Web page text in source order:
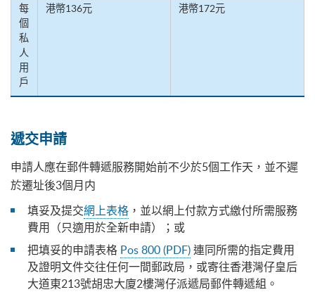
每
個
私
人
用
戶
港幣136元 港幣172元
遞交申請
申請人應在郵件轉遞服務開始前不少於5個工作天，並不遲
於遷址後3個月内
填妥及提交網上表格 ，並以網上付款方式繳付所需服務
費用（只適用於全新申請）；或
把填妥的申請表格 Pos 800 (PDF)連同所需的指定費用
及證明文件交往任何一間郵政局，或寄往香港灣仔皇后
大道東213號胡忠大廈2樓灣仔派遞局郵件轉遞組。